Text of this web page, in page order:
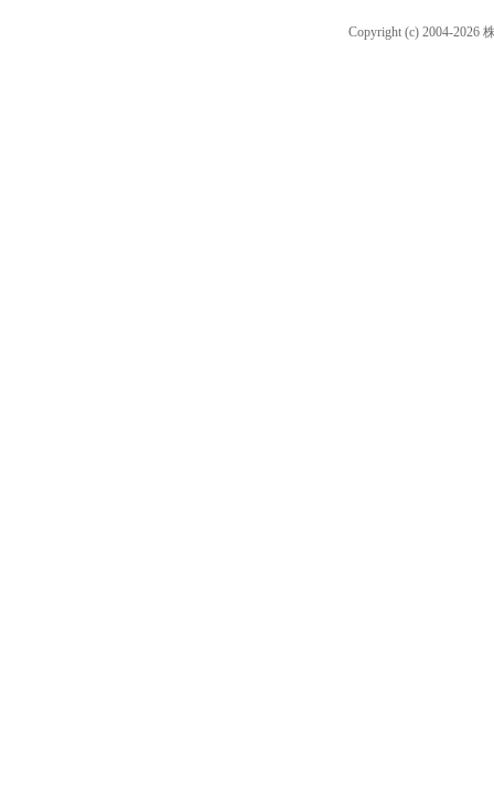
Copyright (c) 2004-2026